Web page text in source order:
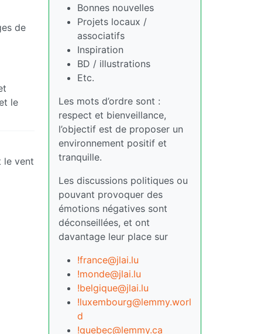
de
le
le vent
Bonnes nouvelles
Projets locaux /
associatifs
Inspiration
BD / illustrations
Etc.
Les mots d’ordre sont :
respect et bienveillance,
l’objectif est de proposer un
environnement positif et
tranquille.
Les discussions politiques ou
pouvant provoquer des
émotions négatives sont
déconseillées, et ont
davantage leur place sur
!france@jlai.lu
!monde@jlai.lu
!belgique@jlai.lu
!luxembourg@lemmy.worl
d
!quebec@lemmy.ca